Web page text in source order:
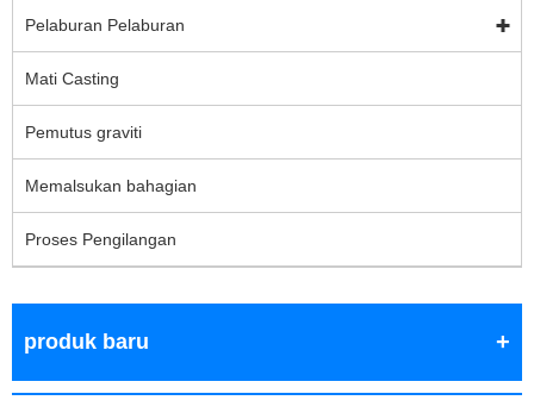
Pelaburan Pelaburan
Mati Casting
Pemutus graviti
Memalsukan bahagian
Proses Pengilangan
produk baru